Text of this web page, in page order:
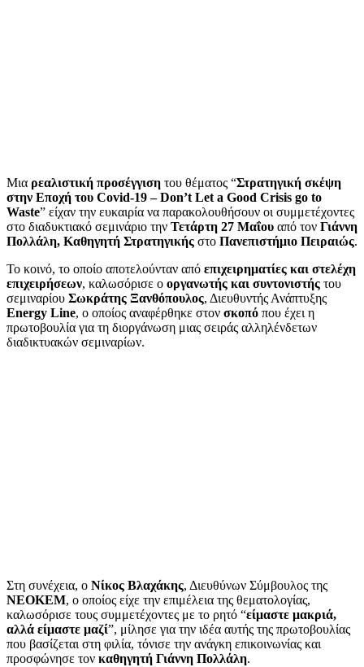
Μια ρεαλιστική προσέγγιση του θέματος “Στρατηγική σκέψη
στην Εποχή του Covid-19 – Don’t Let a Good Crisis go to
Waste” είχαν την ευκαιρία να παρακολουθήσουν οι συμμετέχοντες
στο διαδυκτιακό σεμινάριο την Τετάρτη 27 Μαΐου από τον Γιάννη
Πολλάλη, Καθηγητή Στρατηγικής στο Πανεπιστήμιο Πειραιώς.
Το κοινό, το οποίο αποτελούνταν από επιχειρηματίες και στελέχη
επιχειρήσεων, καλωσόρισε ο οργανωτής και συντονιστής του
σεμιναρίου Σωκράτης Ξανθόπουλος, Διευθυντής Ανάπτυξης
Energy Line, ο οποίος αναφέρθηκε στον σκοπό που έχει η
πρωτοβουλία για τη διοργάνωση μιας σειράς αλληλένδετων
διαδικτυακών σεμιναρίων.
Στη συνέχεια, ο Νίκος Βλαχάκης, Διευθύνων Σύμβουλος της
ΝΕΟΚΕΜ, ο οποίος είχε την επιμέλεια της θεματολογίας,
καλωσόρισε τους συμμετέχοντες με το ρητό “είμαστε μακριά,
αλλά είμαστε μαζί”, μίλησε για την ιδέα αυτής της πρωτοβουλίας
που βασίζεται στη φιλία, τόνισε την ανάγκη επικοινωνίας και
προσφώνησε τον καθηγητή Γιάννη Πολλάλη.